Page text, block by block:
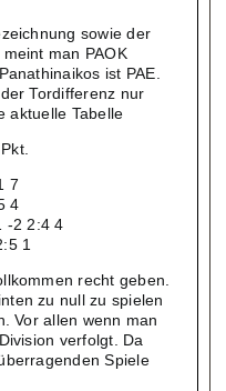
sowie der
man PAOK
ist PAE.
Tordifferenz nur
aktuelle Tabelle
7
4
-2 2:4 4
1
recht geben.
zu null zu spielen
Vor allen wenn man
verfolgt. Da
Spiele